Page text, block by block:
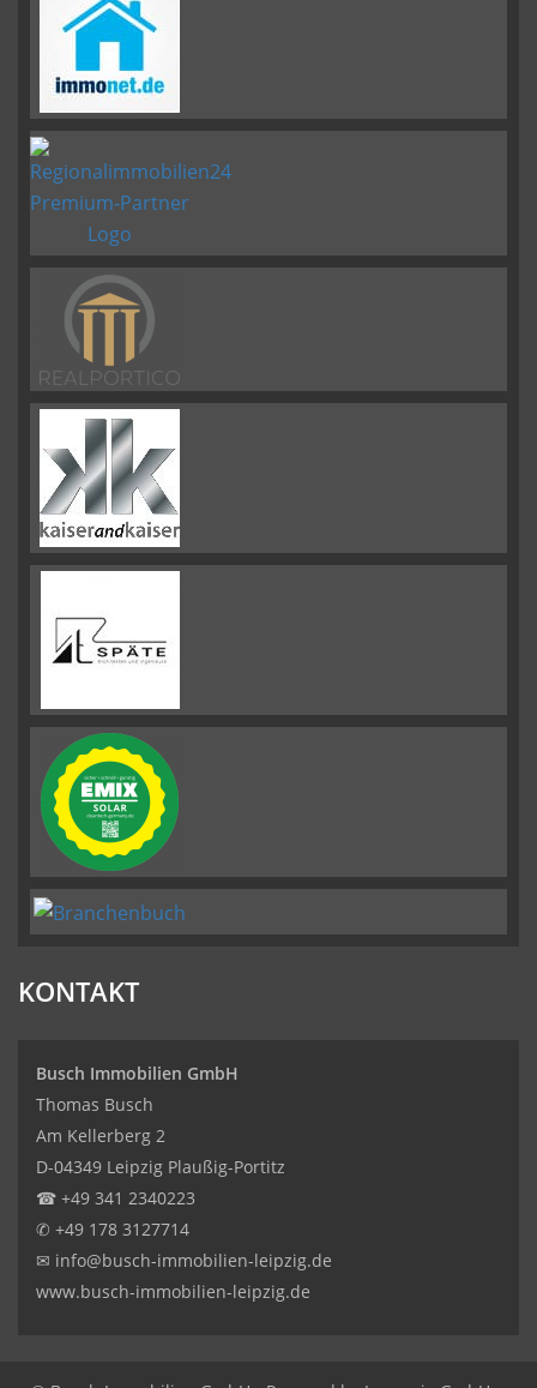
KONTAKT
Busch Immobilien GmbH
Thomas Busch
Am Kellerberg 2
D-04349 Leipzig Plaußig-Portitz
☎ +49 341 2340223
✆ +49 178 3127714
✉ info@busch-immobilien-leipzig.de
www.busch-immobilien-leipzig.de